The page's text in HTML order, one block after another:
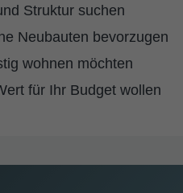
Struktur suchen
Neubauten bevorzugen
wohnen möchten
für Ihr Budget wollen